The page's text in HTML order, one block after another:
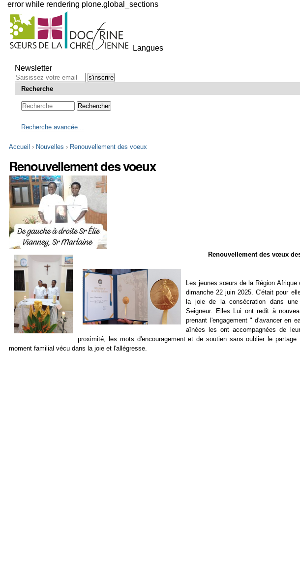
error while rendering plone.global_sections
Outils
personnels
Langues
au
contenu.
Aller
Newsletter
Recherche
Recherche avancée…
Accueil › Nouvelles › Renouvellement des voeux
Renouvellement des voeux
Renouvellement des vœux
Les jeunes sœurs de la Région
dimanche 22 juin 2025. C'était pour
la joie de la consécration dans
Seigneur. Elles Lui ont redit à
prenant l'engagement " d'avancer en
aînées les ont accompagnées de
proximité, les mots d'encouragement et de soutien sans oublier le
moment familial vécu dans la joie et l'allégresse.